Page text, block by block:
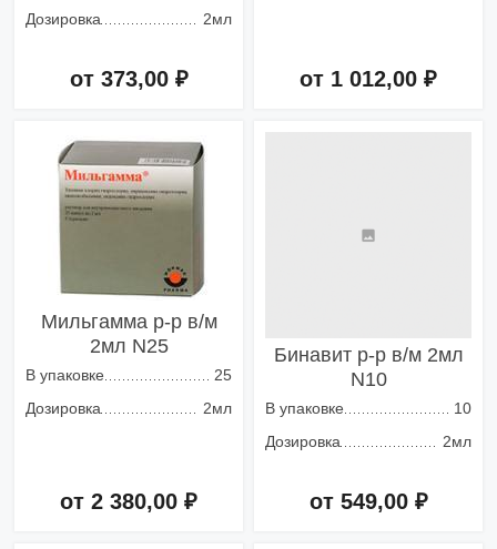
Дозировка 2мл
от 373,00 ₽ от 1 012,00 ₽
Мильгамма р-р в/м
2мл N25
В упаковке
25
Дозировка
2мл
от 2 380,00 ₽
Бинавит р-р в/м 2мл
N10
В упаковке
10
Дозировка
2мл
от 549,00 ₽